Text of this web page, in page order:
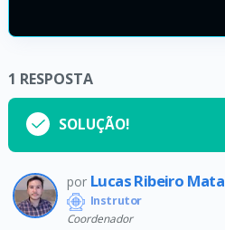
1 RESPOSTA
SOLUÇÃO!
por Lucas Ribeiro Mata
Instrutor
Coordenador